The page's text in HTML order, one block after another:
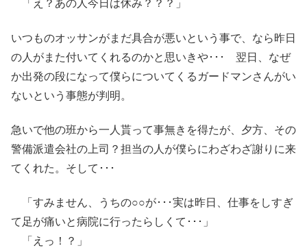
「え？あの人今日は休み？？？」
いつものオッサンがまだ具合が悪いという事で、なら昨日
の人がまた付いてくれるのかと思いきや･･･ 翌日、なぜ
か出発の段になって僕らについてくるガードマンさんがい
ないという事態が判明。
急いで他の班から一人貰って事無きを得たが、夕方、その
警備派遣会社の上司？担当の人が僕らにわざわざ謝りに来
てくれた。そして･･･
「すみません、うちの○○が･･･実は昨日、仕事をしすぎ
て足が痛いと病院に行ったらしくて･･･」
「えっ！？」